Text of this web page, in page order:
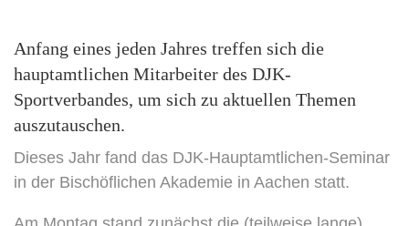
Anfang eines jeden Jahres treffen sich die
hauptamtlichen Mitarbeiter des DJK-
Sportverbandes, um sich zu aktuellen Themen
auszutauschen.
Dieses Jahr fand das DJK-Hauptamtlichen-Seminar
in der Bischöflichen Akademie in Aachen statt.